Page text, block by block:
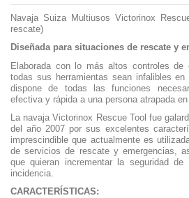
Navaja Suiza Multiusos Victorinox
rescate)
Diseñada para situaciones de rescate y
Elaborada con lo más altos controles
todas sus herramientas sean infalibles
dispone de todas las funciones
efectiva y rápida a una persona atrapada
La navaja Victorinox Rescue Tool fue
del año 2007 por sus excelentes
imprescindible que actualmente es
de servicios de rescate y emergencias,
que quieran incrementar la seguridad
incidencia.
CARACTERÍSTICAS: